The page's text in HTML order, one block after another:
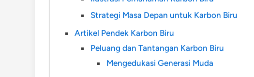
Strategi Masa Depan untuk Karbon Biru
Artikel Pendek Karbon Biru
Peluang dan Tantangan Karbon Biru
Mengedukasi Generasi Muda